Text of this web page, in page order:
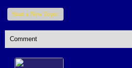
Start a New Topic
Comment